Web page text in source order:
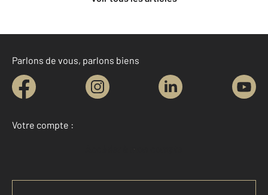
Parlons de vous, parlons biens
Votre compte :
Accéder à mon compte